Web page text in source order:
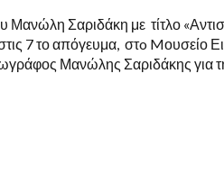
Σαριδάκη με τίτλο
7 το απόγευμα, στo Mουσείο
Μανώλης Σαριδάκης για